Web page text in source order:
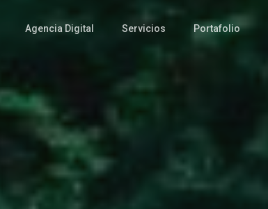
Agencia Digital Servicios Portafolio